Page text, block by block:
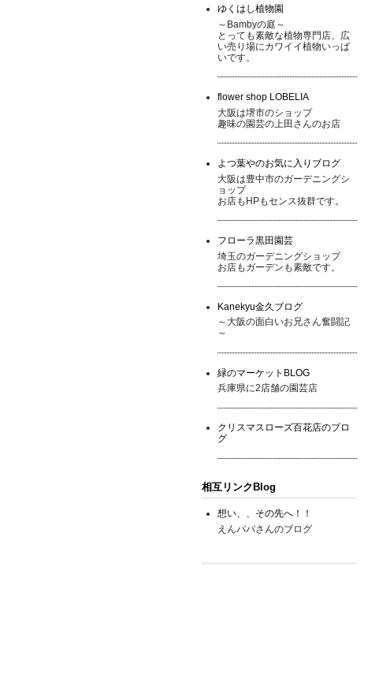
ゆくはし植物園
～Bambyの庭～
とっても素敵な植物専門店、広
い売り場にカワイイ植物いっぱ
いです。
flower shop LOBELIA
大阪は堺市のショップ
趣味の園芸の上田さんのお店
よつ葉やのお気に入りブログ
大阪は豊中市のガーデニングシ
ョップ
お店もHPもセンス抜群です。
フローラ黒田園芸
埼玉のガーデニングショップ
お店もガーデンも素敵です。
Kanekyu金久ブログ
～大阪の面白いお兄さん奮闘記
～
緑のマーケットBLOG
兵庫県に2店舗の園芸店
クリスマスローズ百花店のブロ
グ
相互リンクBlog
想い、、その先へ！！
えんパパさんのブログ